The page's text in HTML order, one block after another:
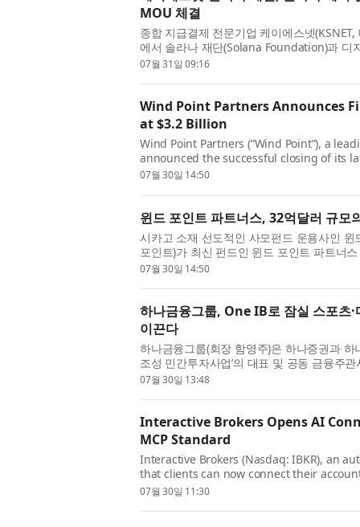
MOU 체결
종합 지급결제 전문기업 케이에스넷
에서 솔라나 재단(Solana Foundation)과 디
도입을 위한 업무협약(MOU)을 체결했다고
07월 31일 09:16
Wind Point Partners Announces
at $3.2 Billion
Wind Point Partners (“Wind Point”), a
announced the successful closing of its
or the “Fund”). Fund XI was
07월 30일 14:50
윈드 포인트 파트너스, 32억달러 규모
시카고 소재 선도적인 사모펀드 운용사인
포인트)가 최신 펀드인 윈드 포인트 파트너
발표했다. 펀드 XI는 최대 모집 한도액(hard
07월 30일 14:50
하나금융그룹, One IB로 잠실 스포츠
이끈다
하나금융그룹(회장 함영주)은 하나증권과 하
조성 민간투자사업’의 대표 및 공동 금융주
(PF)을 추진한다고 30일 밝혔다. 서울시와
07월 30일 13:48
Interactive Brokers Opens AI
MCP Standard
Interactive Brokers (Nasdaq: IBKR), an
that clients can now connect their
Previously limited to the certified
07월 30일 11:30